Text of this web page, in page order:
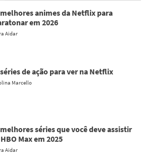
animes da Netflix para
em 2026
Aidar
de ação para ver na Netflix
Marcello
séries que você deve assistir
Max em 2025
Aidar